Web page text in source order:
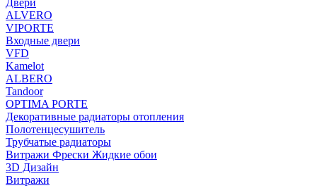
ALVERO
VIPORTE
Входные двери
VFD
Kamelot
ALBERO
Tandoor
OPTIMA PORTE
Декоративные радиаторы отопления
Полотенцесушитель
Трубчатые радиаторы
Витражи Фрески Жидкие обои
3D Дизайн
Витражи